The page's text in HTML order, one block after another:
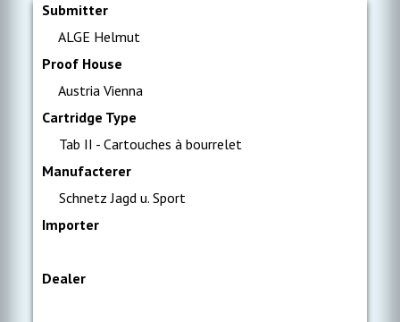
Submitter
ALGE Helmut
Proof House
Austria Vienna
Cartridge Type
Tab II - Cartouches à bourrelet
Manufacterer
Schnetz Jagd u. Sport
Importer
Dealer